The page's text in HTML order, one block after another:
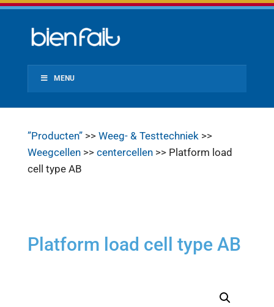
MENU
”Producten”>> Weeg- & Testtechniek>>
Weegcellen>> centercellen>> Platform load
cell type AB
Platform load cell type AB